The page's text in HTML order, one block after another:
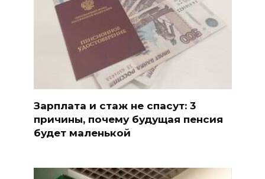
Зарплата и стаж не спасут: 3
причины, почему будущая пенсия
будет маленькой